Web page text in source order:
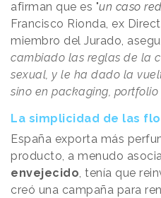
afirman que es "un caso
Francisco Rionda, ex
miembro del Jurado,
cambiado las reglas de la
sexual, y le ha dado la
sino en packaging, portfolio
La simplicidad de las
España exporta más
producto, a menudo
envejecido, tenía que
creó una campaña para